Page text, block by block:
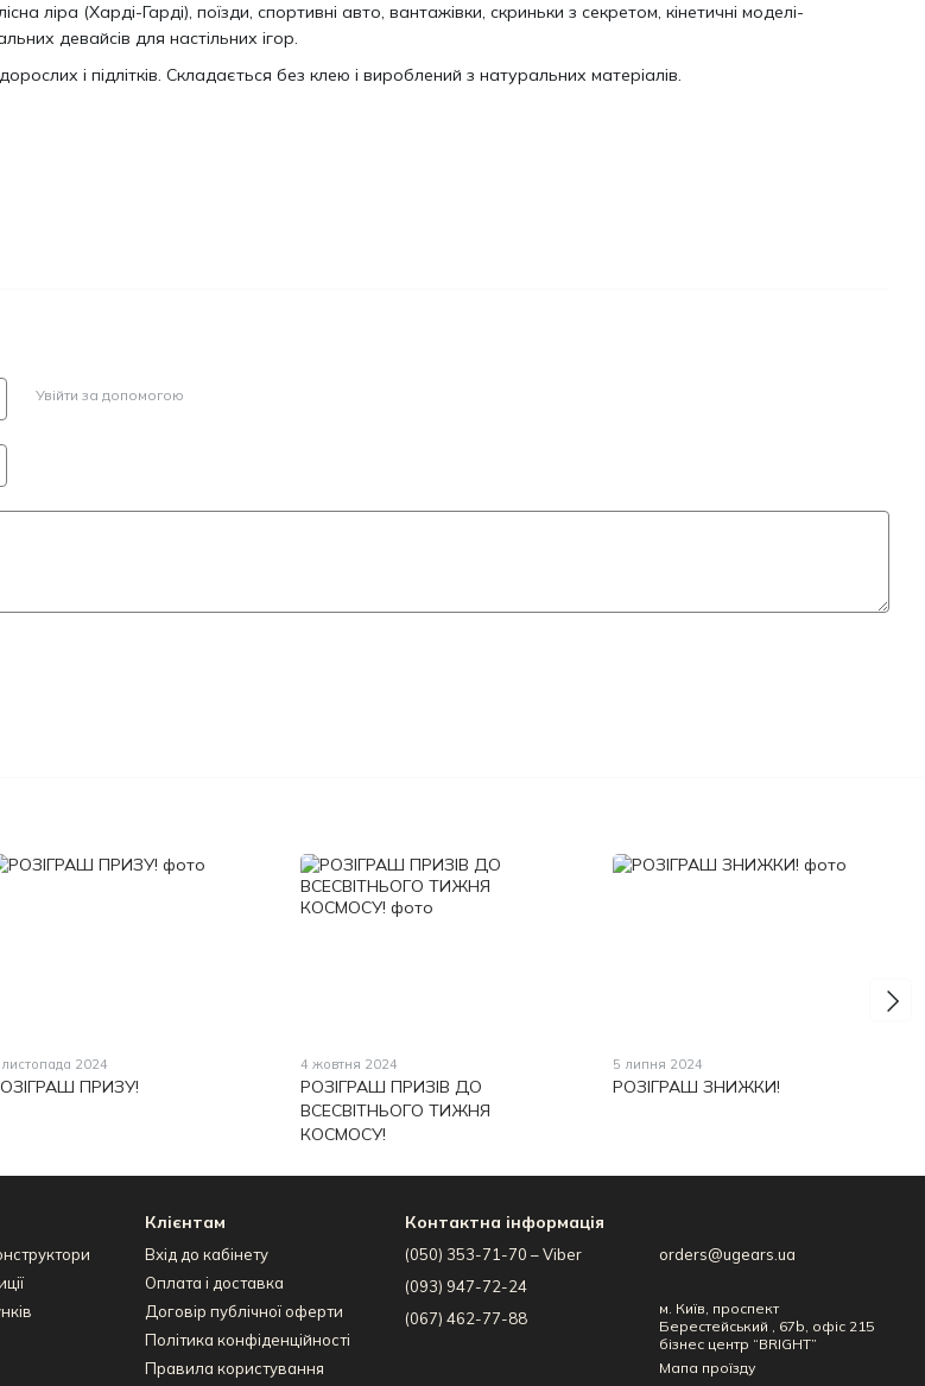
ліра (Харді-Гарді), поїзди, спортивні авто, вантажівки, скриньки з секретом, кінетичні моделі-
девайсів для настільних ігор.
і підлітків. Cкладається без клею і вироблений з натуральних матеріалів.
Увійти за допомогою
2024
ПРИЗУ!
4 жовтня 2024
РОЗІГРАШ ПРИЗІВ ДО
ВСЕСВІТНЬОГО ТИЖНЯ
КОСМОСУ!
5 липня 2024
РОЗІГРАШ ЗНИЖКИ!
Клієнтам
Вхід до кабінету
Оплата і доставка
Договір публічної оферти
Політика конфіденційності
Правила користування
Контактна інформація
(050) 353-71-70 – Viber
(093) 947-72-24
(067) 462-77-88
orders@ugears.ua
м. Київ, проспект
Берестейський , 67b, офіс 215
бізнес центр “BRIGHT”
Мапа проїзду